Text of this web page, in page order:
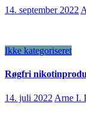
14. september 2022
Ikke kategoriseret
Røgfri
14. juli 2022 Arne I.